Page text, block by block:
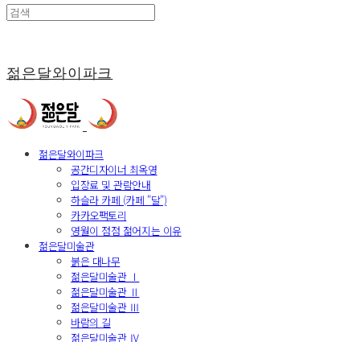
젊은달와이파크
젊은달와이파크
공간디자이너 최옥영
입장료 및 관람안내
하슬라 카페 (카페 "달")
카카오팩토리
영월이 점점 젊어지는 이유
젊은달미술관
붉은 대나무
젊은달미술관 Ⅰ
젊은달미술관 Ⅱ
젊은달미술관 Ⅲ
바람의 길
젊은달미술관 Ⅳ